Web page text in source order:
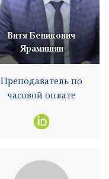
Витя Беникович
Ярамишян
Преподаватель по
часовой оплате